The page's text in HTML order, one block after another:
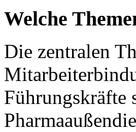
Welche
Die zentralen
Führungskräfte